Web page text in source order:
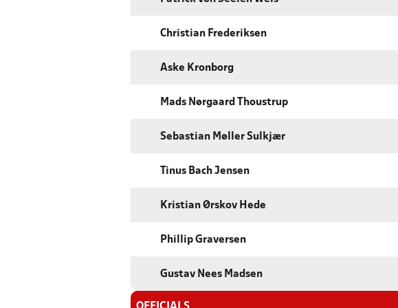
Christian Frederiksen
Aske Kronborg
Mads Nørgaard Thoustrup
Sebastian Møller Sulkjær
Tinus Bach Jensen
Kristian Ørskov Hede
Phillip Graversen
Gustav Nees Madsen